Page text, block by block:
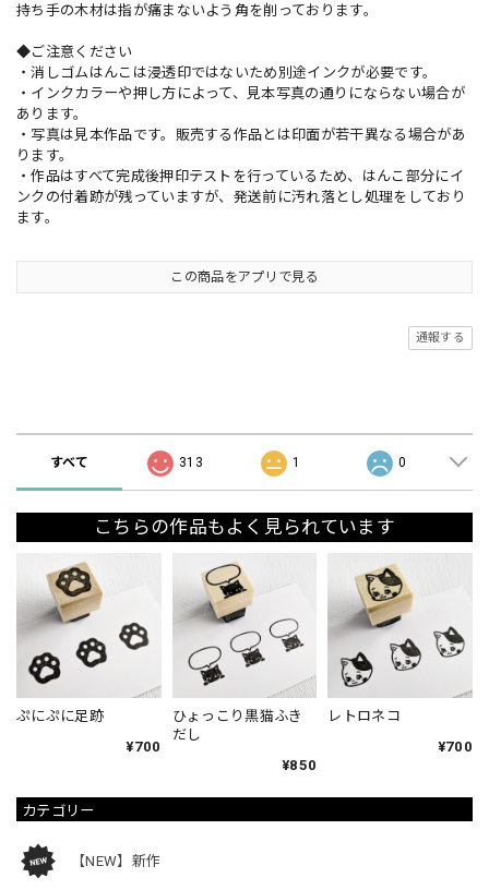
カテゴリー
【NEW】新作
持ち手の木材は指が痛まないよう角を削っております。
◆ご注意ください
・消しゴムはんこは浸透印ではないため別途インクが必要です。
・インクカラーや押し方によって、見本写真の通りにならない場合が
あります。
・写真は見本作品です。販売する作品とは印面が若干異なる場合があ
ります。
・作品はすべて完成後押印テストを行っているため、はんこ部分にイ
ンクの付着跡が残っていますが、発送前に汚れ落とし処理をしており
ます。
この商品をアプリで見る
通報する
すべて 313 1 0
こちらの作品もよく見られています
ぷにぷに足跡
¥700
ひょっこり黒猫ふき
だし
¥850
レトロネコ
¥700